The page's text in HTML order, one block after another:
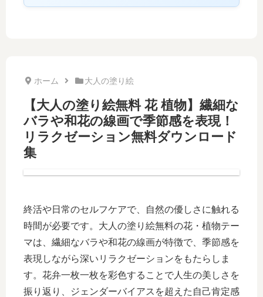
ホーム 大人の塗り絵
【大人の塗り絵無料 花 植物】繊細な
バラや和花の線画で季節感を表現！
リラクゼーション無料ダウンロード
集
終活や日常のセルフケアで、自然の優しさに触れる
時間が必要です。大人の塗り絵無料の花・植物テー
マは、繊細なバラや和花の線画が特徴で、季節感を
表現しながら深いリラクゼーションをもたらしま
す。花弁一枚一枚を彩色することで人生の美しさを
振り返り、ジェンダーバイアスを超えた自己肯定感